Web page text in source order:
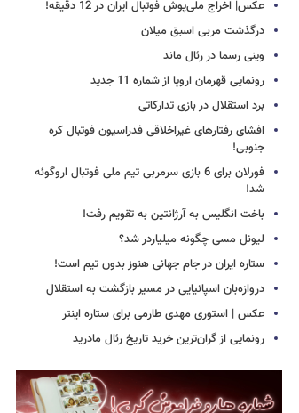
عکس| اخراج ملی‌پوش فوتبال ایران در 12 دقیقه!
درگذشت مربی اسبق میلان
وینی رسما در رئال ماند
رونمایی قهرمان اروپا از شماره 11 جدید
برد استقلال در بازی تدارکاتی
افشای رفتارهای غیراخلاقی فدراسیون فوتبال کره
جنوبی!
فورلان برای 6 بازی سرمربی تیم ملی فوتبال اروگوئه
شد!
باخت انگلیس به آرژانتین به تقویم رفت!
لیونل مسی چگونه میلیاردر شد؟
ستاره ایران در جام جهانی هنوز بدون تیم است!
دروازه‌بان اسپانیایی در مسیر بازگشت به استقلال
عکس | استوری مهدی طارمی برای ستاره اینتر
رونمایی از گران‌ترین خرید تاریخ رئال مادرید